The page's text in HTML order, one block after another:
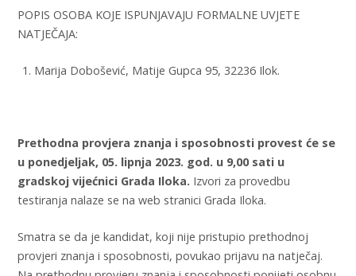
POPIS OSOBA KOJE ISPUNJAVAJU FORMALNE UVJETE
NATJEČAJA:
Marija Dobošević, Matije Gupca 95, 32236 Ilok.
Prethodna provjera znanja i sposobnosti provest će se
u ponedjeljak, 05. lipnja 2023. god. u 9,00 sati u
gradskoj vijećnici Grada Iloka. Izvori za provedbu
testiranja nalaze se na web stranici Grada Iloka.
Smatra se da je kandidat, koji nije pristupio prethodnoj
provjeri znanja i sposobnosti, povukao prijavu na natječaj.